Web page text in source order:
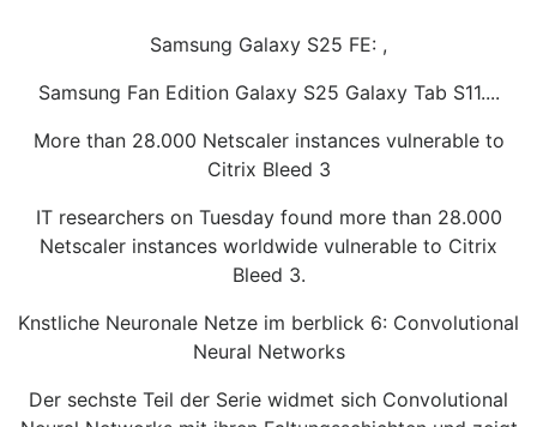
Samsung Galaxy S25 FE: ,
Samsung Fan Edition Galaxy S25 Galaxy Tab S11....
More than 28.000 Netscaler instances vulnerable to
Citrix Bleed 3
IT researchers on Tuesday found more than 28.000
Netscaler instances worldwide vulnerable to Citrix
Bleed 3.
Knstliche Neuronale Netze im berblick 6: Convolutional
Neural Networks
Der sechste Teil der Serie widmet sich Convolutional